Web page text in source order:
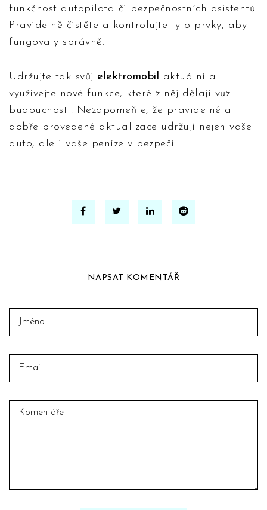
funkčnost autopilota či bezpečnostních asistentů.
Pravidelně čistěte a kontrolujte tyto prvky, aby
fungovaly správně.
Udržujte tak svůj elektromobil aktuální a
využívejte nové funkce, které z něj dělají vůz
budoucnosti. Nezapomeňte, že pravidelné a
dobře provedené aktualizace udržují nejen vaše
auto, ale i vaše peníze v bezpečí.
NAPSAT KOMENTÁŘ